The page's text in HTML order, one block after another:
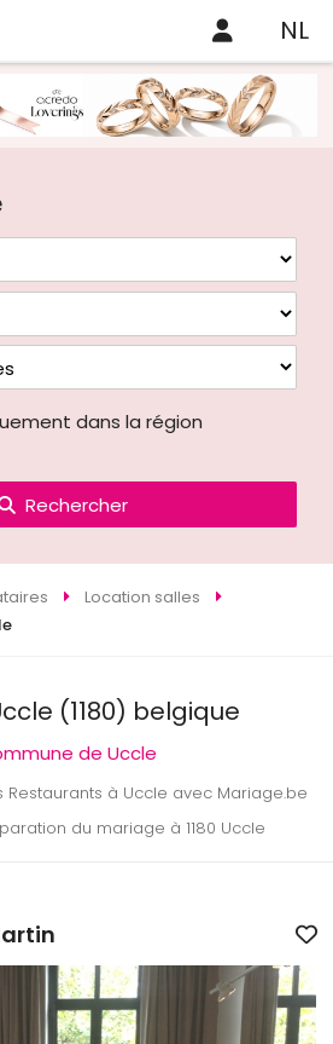
NL
dans la région
Rechercher
Location salles
(1180) belgique
de Uccle
Restaurants à Uccle avec Mariage.be
du mariage à 1180 Uccle